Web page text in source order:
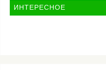
ИНТЕРЕСНОЕ